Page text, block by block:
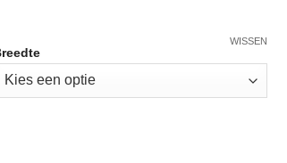
WISSEN